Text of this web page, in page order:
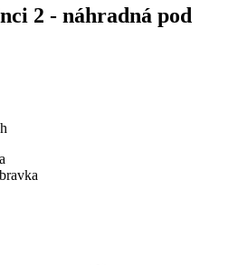
2 - náhradná pod